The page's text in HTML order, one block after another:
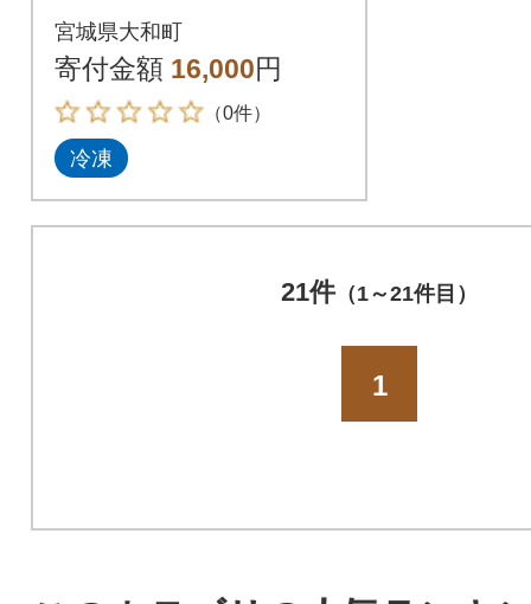
モサンカク・マルシ
ン 各100g
宮城県大和町
寄付金額 16,000円
（0件）
冷凍
21件（1～21件目）
1